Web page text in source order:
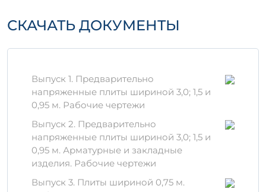
характеристики
Объем:0,64 м³ / 1,8887 м³
Марка по морозостойкости:
Арматура: стальная, класса A400
Преимущества
Высокая прочность на сжатие.
Устойчивость к внешним
воздействиям и атмосферным
явлениям.
СКАЧАТЬ ДОКУМЕНТЫ
Выпуск 1. Предварительно
напряженные плиты шириной 3,0; 1,5 и
0,95 м. Рабочие чертежи
Выпуск 2. Предварительно
напряженные плиты шириной 3,0; 1,5 и
0,95 м. Арматурные и закладные
изделия. Рабочие чертежи
Выпуск 3. Плиты шириной 0,75 м.